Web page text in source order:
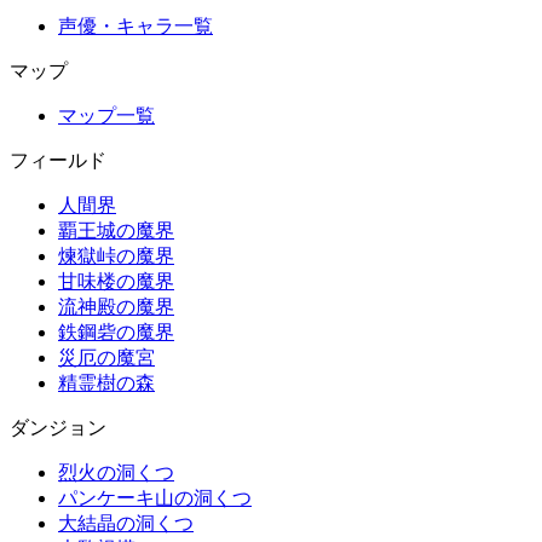
声優・キャラ一覧
マップ
マップ一覧
フィールド
人間界
覇王城の魔界
煉獄峠の魔界
甘味楼の魔界
流神殿の魔界
鉄鋼砦の魔界
災厄の魔宮
精霊樹の森
ダンジョン
烈火の洞くつ
パンケーキ山の洞くつ
大結晶の洞くつ